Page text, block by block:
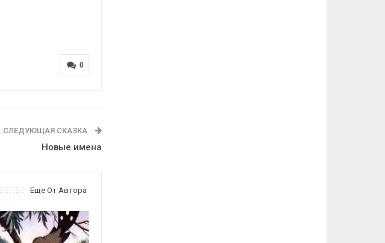
0
СЛЕДУЮЩАЯ СКАЗКА
Новые имена
Еще От Автора